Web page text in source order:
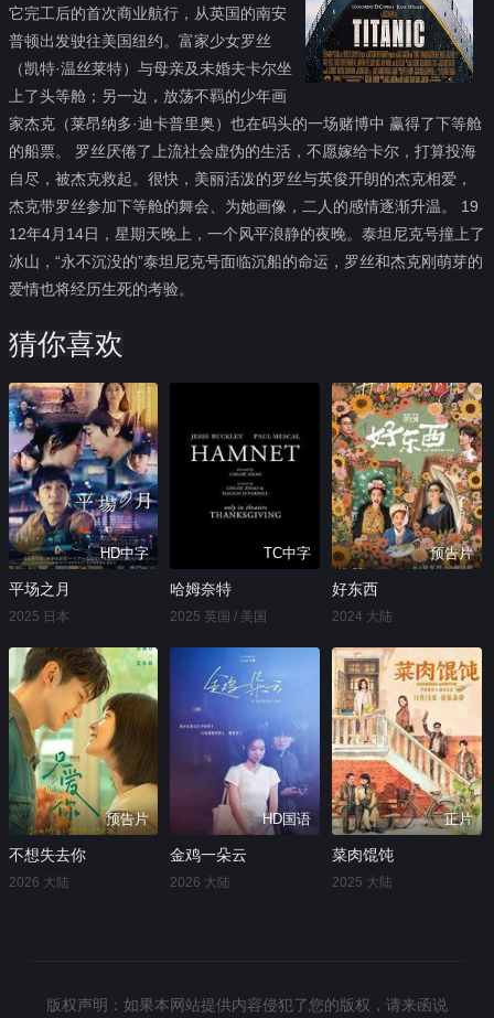
它完工后的首次商业航行，从英国的南安
普顿出发驶往美国纽约。富家少女罗丝
（凯特·温丝莱特）与母亲及未婚夫卡尔坐
上了头等舱；另一边，放荡不羁的少年画
家杰克（莱昂纳多·迪卡普里奥）也在码头的一场赌博中 赢得了下等舱
的船票。 罗丝厌倦了上流社会虚伪的生活，不愿嫁给卡尔，打算投海
自尽，被杰克救起。很快，美丽活泼的罗丝与英俊开朗的杰克相爱，
杰克带罗丝参加下等舱的舞会、为她画像，二人的感情逐渐升温。 19
12年4月14日，星期天晚上，一个风平浪静的夜晚。泰坦尼克号撞上了
冰山，“永不沉没的”泰坦尼克号面临沉船的命运，罗丝和杰克刚萌芽的
爱情也将经历生死的考验。
猜你喜欢
HD中字
平场之月
2025 日本
TC中字
哈姆奈特
2025 英国 / 美国
预告片
好东西
2024 大陆
预告片
不想失去你
2026 大陆
HD国语
金鸡一朵云
2026 大陆
正片
菜肉馄饨
2025 大陆
版权声明：如果本网站提供内容侵犯了您的版权，请来函说